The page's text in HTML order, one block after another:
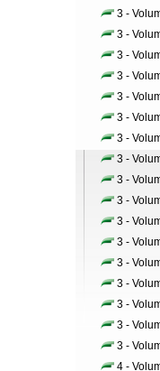
3 -
3 -
3 -
3 -
3 -
3 -
3 -
3 -
3 -
3 -
3 -
3 -
3 -
3 -
3 -
3 -
3 -
4 -